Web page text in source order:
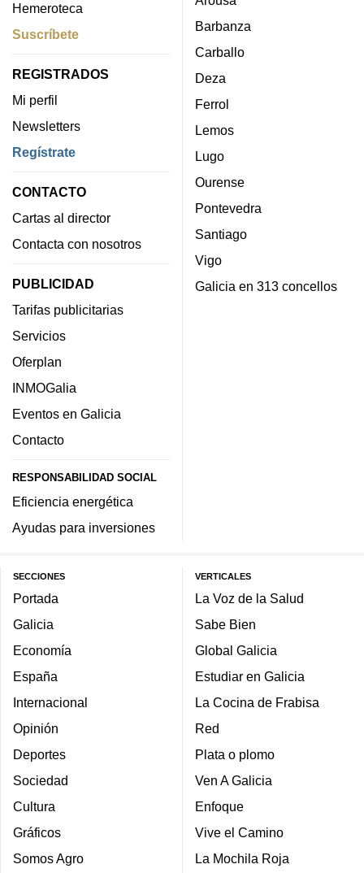
Hemeroteca
Suscríbete
REGISTRADOS
Mi perfil
Newsletters
Regístrate
CONTACTO
Cartas al director
Contacta con nosotros
PUBLICIDAD
Tarifas publicitarias
Servicios
Oferplan
INMOGalia
Eventos en Galicia
Contacto
RESPONSABILIDAD SOCIAL
Eficiencia energética
Ayudas para inversiones
Barbanza
Carballo
Deza
Ferrol
Lemos
Lugo
Ourense
Pontevedra
Santiago
Vigo
Galicia en 313 concellos
SECCIONES
Portada
Galicia
Economía
España
Internacional
Opinión
Deportes
Sociedad
Cultura
Gráficos
Somos Agro
VERTICALES
La Voz de la Salud
Sabe Bien
Global Galicia
Estudiar en Galicia
La Cocina de Frabisa
Red
Plata o plomo
Ven A Galicia
Enfoque
Vive el Camino
La Mochila Roja